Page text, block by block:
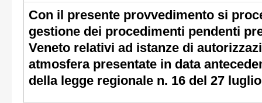
Con il presente provvedimento si
gestione dei procedimenti pendenti
Veneto relativi ad istanze di
atmosfera presentate in data
della legge regionale n. 16 del 27